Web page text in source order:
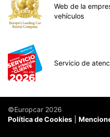
Web de la
vehículos
Servicio de
©Europcar 2026
Política de Cookies